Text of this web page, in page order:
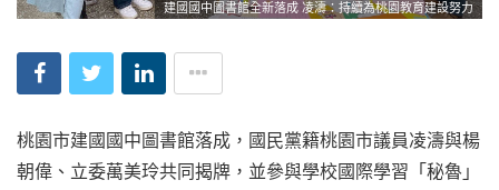
建國國中圖書館全新落成 凌濤：持續為桃園教育建設努力
桃園市建國國中圖書館落成，國民黨籍桃園市議員凌濤與楊
朝偉、立委萬美玲共同揭牌，並參與學校國際學習「秘魯」